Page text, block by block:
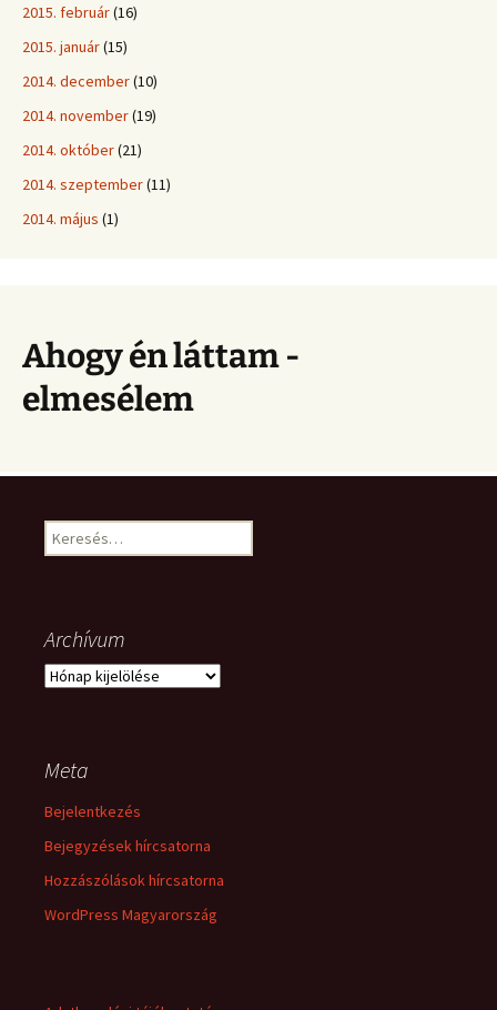
2015. február(16)
2015. január(15)
2014. december(10)
2014. november(19)
2014. október(21)
2014. szeptember(11)
2014. május (1)
Ahogy én láttam -
elmesélem
Keresés:
Archívum
Archívum
Meta
Bejelentkezés
Bejegyzések hírcsatorna
Hozzászólások hírcsatorna
WordPress Magyarország